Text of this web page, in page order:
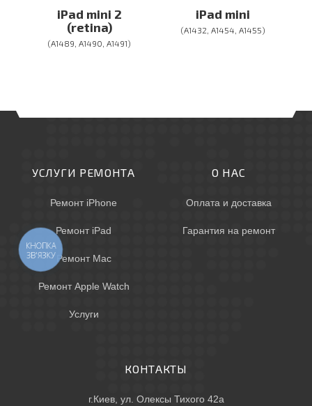
iPad mini 2
(retina)
(A1489, A1490, A1491)
iPad mini
(A1432, A1454, A1455)
УСЛУГИ РЕМОНТА
Ремонт iPhone
Ремонт iPad
Ремонт Mac
Ремонт Apple Watch
Услуги
О НАС
Оплата и доставка
Гарантия на ремонт
КОНТАКТЫ
г.Киев, ул. Олексы Тихого 42а
КНОПКА
ЗВ'ЯЗКУ